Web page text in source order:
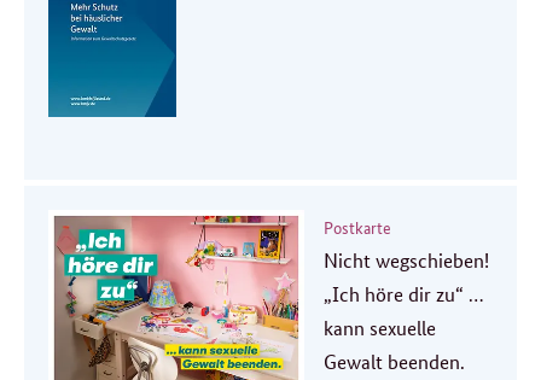
Postkarte
Nicht wegschieben!
„Ich höre dir zu“ …
kann sexuelle
Gewalt beenden.